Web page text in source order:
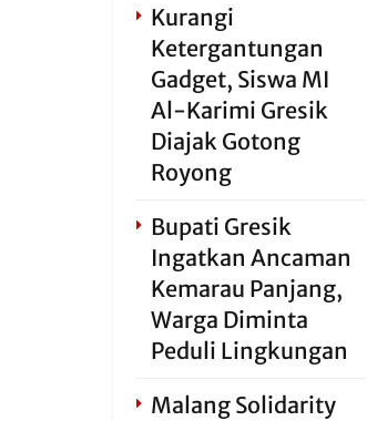
Kurangi
Ketergantungan
Gadget, Siswa MI
Al-Karimi Gresik
Diajak Gotong
Royong
Bupati Gresik
Ingatkan Ancaman
Kemarau Panjang,
Warga Diminta
Peduli Lingkungan
Malang Solidarity